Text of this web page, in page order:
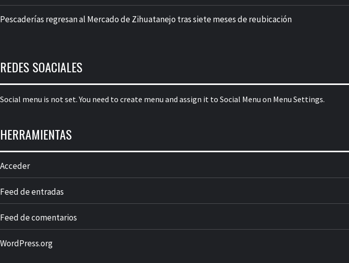
Pescaderías regresan al Mercado de Zihuatanejo tras siete meses de reubicación
REDES SOACIALES
Social menu is not set. You need to create menu and assign it to Social Menu on Menu Settings.
HERRAMIENTAS
Acceder
Feed de entradas
Feed de comentarios
WordPress.org